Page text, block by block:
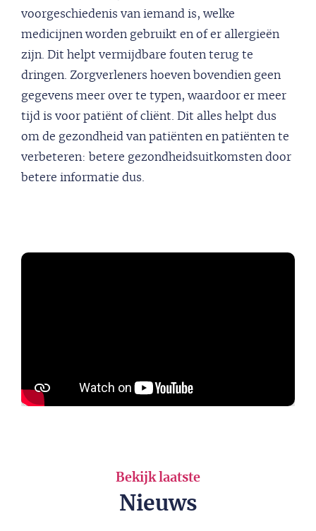
voorgeschiedenis van iemand is, welke
medicijnen worden gebruikt en of er allergieën
zijn. Dit helpt vermijdbare fouten terug te
dringen. Zorgverleners hoeven bovendien geen
gegevens meer over te typen, waardoor er meer
tijd is voor patiënt of cliënt. Dit alles helpt dus
om de gezondheid van patiënten en patiënten te
verbeteren: betere gezondheidsuitkomsten door
betere informatie dus.
Bekijk laatste
Nieuws